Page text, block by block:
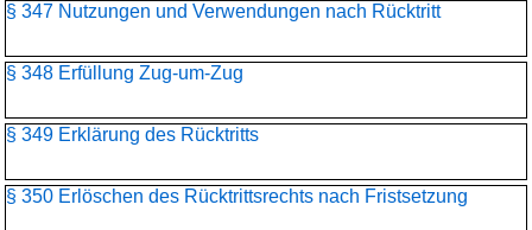
§ 347 Nutzungen und Verwendungen nach Rücktritt
§ 348 Erfüllung Zug-um-Zug
§ 349 Erklärung des Rücktritts
§ 350 Erlöschen des Rücktrittsrechts nach Fristsetzung